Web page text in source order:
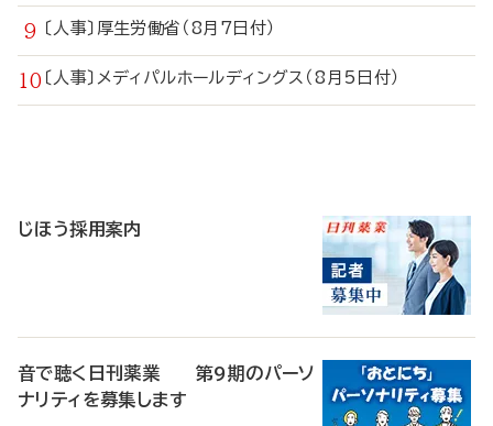
〔人事〕厚生労働省（8月7日付）
〔人事〕メディパルホールディングス（8月5日付）
じほう採用案内
音で聴く日刊薬業 第9期のパーソ
ナリティを募集します